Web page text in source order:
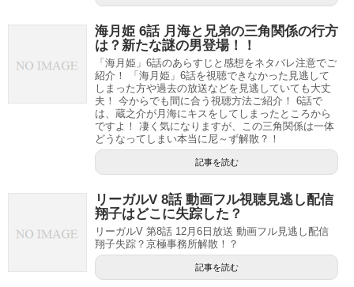
海月姫 6話 月海と兄弟の三角関係の行方
は？新たな謎の男登場！！
「海月姫」6話のあらすじと感想をネタバレ注意でご
紹介！ 「海月姫」6話を視聴できなかった見逃して
しまった方や過去の放送などを見逃していても大丈
夫！ 今からでも間に合う視聴方法ご紹介！ 6話で
は、蔵之介が月海にキスをしてしまったところから
ですよ！ 凄く気になりますが、この三角関係は一体
どうなってしまい本当に尼～ず解散？！
記事を読む
リーガルV 8話 動画フル視聴見逃し配信
翔子はどこに失踪した？
リーガルV 第8話 12月6日放送 動画フル見逃し配信
翔子失踪？京極事務所解散！？
記事を読む